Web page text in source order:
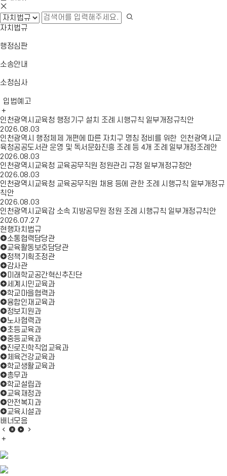
트
맵
이
동
메
뉴
열
기
모
바
일
메
뉴
닫
기
자치법규
행정심판
소송안내
소청심사
입법예고
인천광역시교육청 행정기구 설치 조례 시행규칙 일부개정규칙안
2026.08.03
인천광역시 행정체제 개편에 따른 자치구 명칭 정비를 위한 인천광역시교
육청공공도서관 운영 및 독서문화진흥 조례 등 4개 조례 일부개정조례안
2026.08.03
인천광역시교육청 교육공무직원 정원관리 규정 일부개정규정안
2026.08.03
인천광역시교육청 교육공무직원 채용 등에 관한 조례 시행규칙 일부개정규
칙안
2026.08.03
인천광역시교육감 소속 지방공무원 정원 조례 시행규칙 일부개정규칙안
2026.07.27
현행자치법규
소통협력담당관
교육활동보호담당관
정책기획조정관
감사관
미래학교공간혁신추진단
세계시민교육과
학교마을협력과
융합인재교육과
정보지원과
노사협력과
초등교육과
중등교육과
진로진학직업교육과
체육건강교육과
학교생활교육과
총무과
학교설립과
교육재정과
안전복지과
교육시설과
배너모음
배
음
이
배 배
모
음